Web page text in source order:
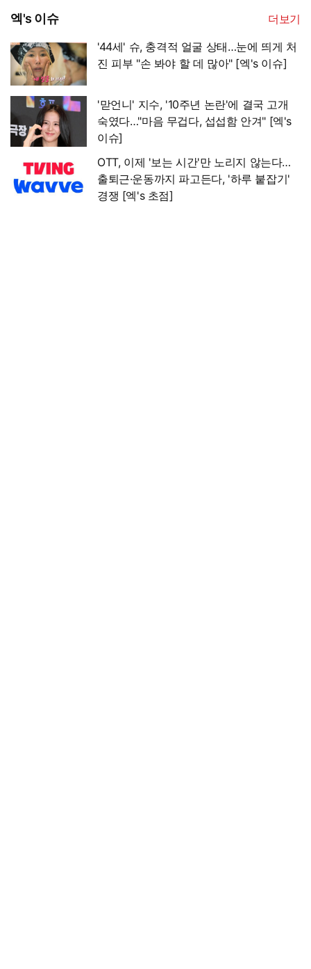
엑's 이슈
더보기
'44세' 슈, 충격적 얼굴 상태…눈에 띄게 처
진 피부 "손 봐야 할 데 많아" [엑's 이슈]
'맏언니' 지수, '10주년 논란'에 결국 고개
숙였다…"마음 무겁다, 섭섭함 안겨" [엑's
이슈]
OTT, 이제 '보는 시간'만 노리지 않는다…
출퇴근·운동까지 파고든다, '하루 붙잡기'
경쟁 [엑's 초점]